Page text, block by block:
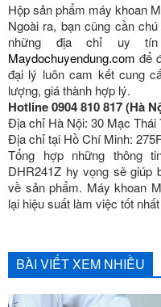
Hộp sản phẩm máy khoan
Ngoài ra, bạn cũng cần
những địa chỉ uy
Maydochuyendung.com để
đại lý luôn cam kết cung
lượng, giá thành hợp lý.
Hotline 0904 810 817 (Hà
Địa chỉ Hà Nội: 30 Mạc Thái
Địa chỉ tại Hồ Chí Minh:
Tổng hợp những thông
DHR241Z hy vọng sẽ giúp
về sản phẩm. Máy khoan
lại hiệu suất làm việc tốt
BÀI VIẾT XEM NHIỀU